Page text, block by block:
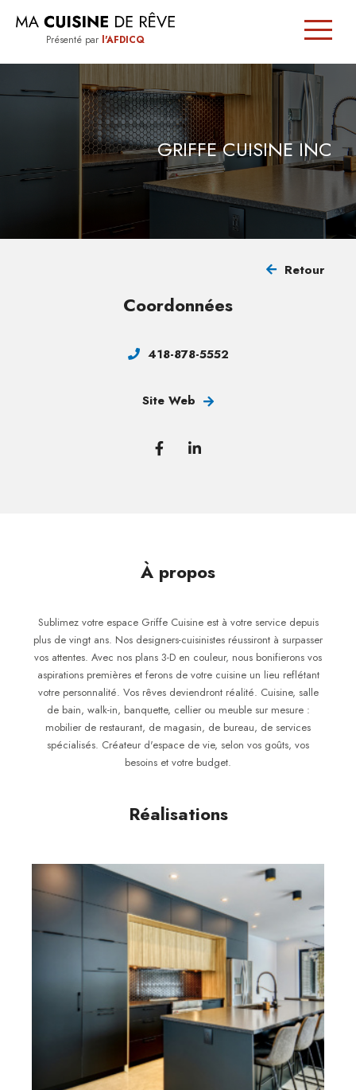
Présenté par l'AFDICQ
GRIFFE CUISINE INC
Retour
Coordonnées
418-878-5552
Site Web
À propos
Sublimez votre espace Griffe Cuisine est à votre service depuis
plus de vingt ans. Nos designers-cuisinistes réussiront à surpasser
vos attentes. Avec nos plans 3-D en couleur, nous bonifierons vos
aspirations premières et ferons de votre cuisine un lieu reflétant
votre personnalité. Vos rêves deviendront réalité. Cuisine, salle
de bain, walk-in, banquette, cellier ou meuble sur mesure :
mobilier de restaurant, de magasin, de bureau, de services
spécialisés. Créateur d'espace de vie, selon vos goûts, vos
besoins et votre budget.
Réalisations